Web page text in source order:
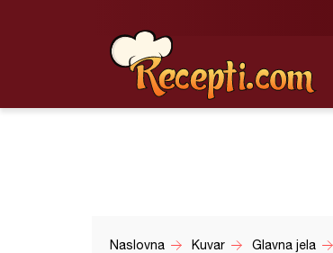
Naslovna Kuvar Glavna jela